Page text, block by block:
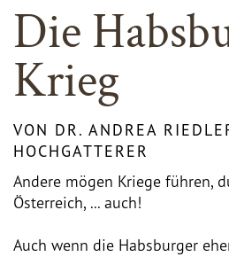
Die
Krieg
VON DR. ANDREA
HOCHGATTERER
Andere mögen Kriege führen,
Österreich, ... auch!
Auch wenn die Habsburger